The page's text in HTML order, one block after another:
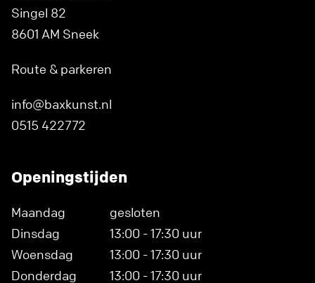
Singel 82
8601 AM Sneek
Route & parkeren
info@baxkunst.nl
0515 422772
Openingstijden
Maandag
gesloten
Dinsdag
13:00 - 17:30 uur
Woensdag
13:00 - 17:30 uur
Donderdag
13:00 - 17:30 uur